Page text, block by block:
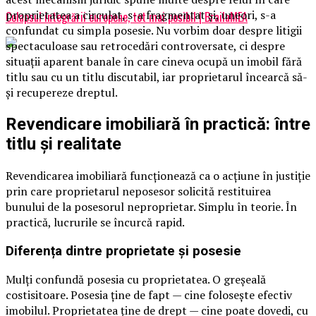
Colapsul integrării europene, tot mai posibil | BrailaMEA
proprietatea a circulat, s-a fragmentat și, uneori, s-a
confundat cu simpla posesie. Nu vorbim doar despre litigii
spectaculoase sau retrocedări controversate, ci despre
situații aparent banale în care cineva ocupă un imobil fără
titlu sau cu un titlu discutabil, iar proprietarul încearcă să-
și recupereze dreptul.
Revendicare imobiliară în practică: între
titlu și realitate
Revendicarea imobiliară funcționează ca o acțiune în justiție
prin care proprietarul neposesor solicită restituirea
bunului de la posesorul neproprietar. Simplu în teorie. În
practică, lucrurile se încurcă rapid.
Diferența dintre proprietate și posesie
Mulți confundă posesia cu proprietatea. O greșeală
costisitoare. Posesia ține de fapt — cine folosește efectiv
imobilul. Proprietatea ține de drept — cine poate dovedi, cu